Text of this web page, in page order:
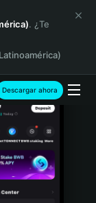
. ¿Te
Descargar ahora